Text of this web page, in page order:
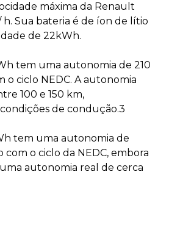
máxima da Renault
h. Sua bateria é de íon de lítio
de 22kWh.
tem uma autonomia de 210
o ciclo NEDC. A autonomia
100 e 150 km,
de condução.3
tem uma autonomia de
o ciclo da NEDC, embora
autonomia real de cerca